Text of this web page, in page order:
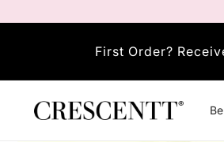
First Order?